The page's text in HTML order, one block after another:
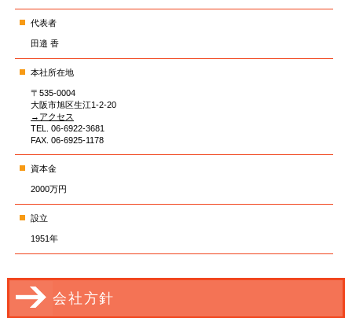
代表者
田邉 香
本社所在地
〒535-0004
大阪市旭区生江1-2-20
→アクセス
TEL. 06-6922-3681
FAX. 06-6925-1178
資本金
2000万円
設立
1951年
会社方針